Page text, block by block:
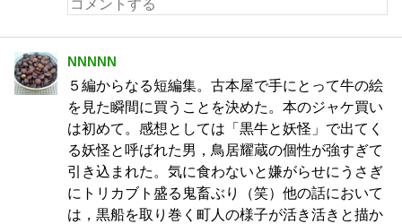
NNNNN
５編からなる短編集。古本屋で手にとって牛の絵
を見た瞬間に買うことを決めた。本のジャケ買い
は初めて。感想としては「黒牛と妖怪」で出てく
る妖怪と呼ばれた男，鳥居耀蔵の個性が強すぎて
引き込まれた。気に食わないと嫌がらせにうさぎ
にトリカブト盛る鬼畜ぶり（笑）他の話において
は，黒船を取り巻く町人の様子が活き活きと描か